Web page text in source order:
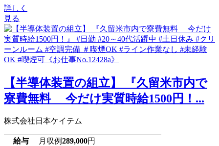
詳しく
見る
【半導体装置の組立】 『久留米市内で
寮費無料 今だけ実質時給1500円！...
株式会社日本ケイテム
給与 月収例289,000円